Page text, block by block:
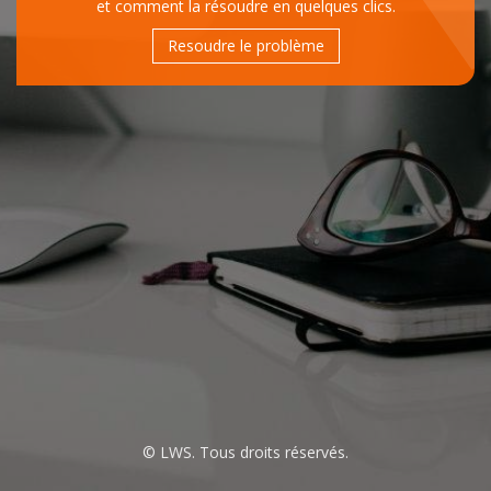
et comment la résoudre en quelques clics.
Resoudre le problème
© LWS. Tous droits réservés.